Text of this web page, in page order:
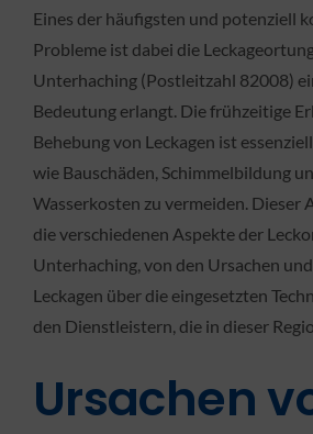
Eines der häufigsten und potenziell
Probleme ist dabei die
Unterhaching (Postleitzahl 82008)
Bedeutung erlangt. Die frühzeitige
Behebung von Leckagen ist
wie Bauschäden, Schimmelbildung
Wasserkosten zu vermeiden. Dieser
die verschiedenen Aspekte der
Unterhaching, von den Ursachen
Leckagen über die eingesetzten
den Dienstleistern, die in dieser
Ursachen